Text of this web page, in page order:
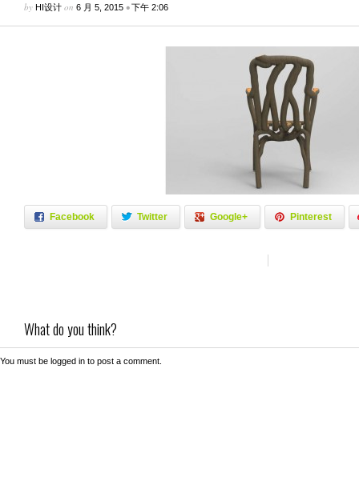
by HI设计 on 6 月 5, 2015 •下午 2:06
Facebook Twitter Google+ Pinterest
What do you think?
You must be logged in to post a comment.